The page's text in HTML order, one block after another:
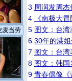
麦当劳
3 周润发周
4
《南极大
5 图文：台
6 30年的港
7 图文：台
8 图文：韩
9 青春偶像《